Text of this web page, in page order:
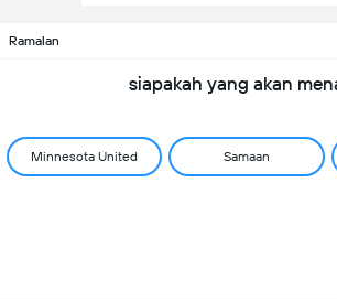
Ramalan
siapakah yang akan
Minnesota United Samaan